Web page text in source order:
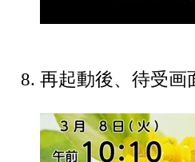
再起動後、待受画